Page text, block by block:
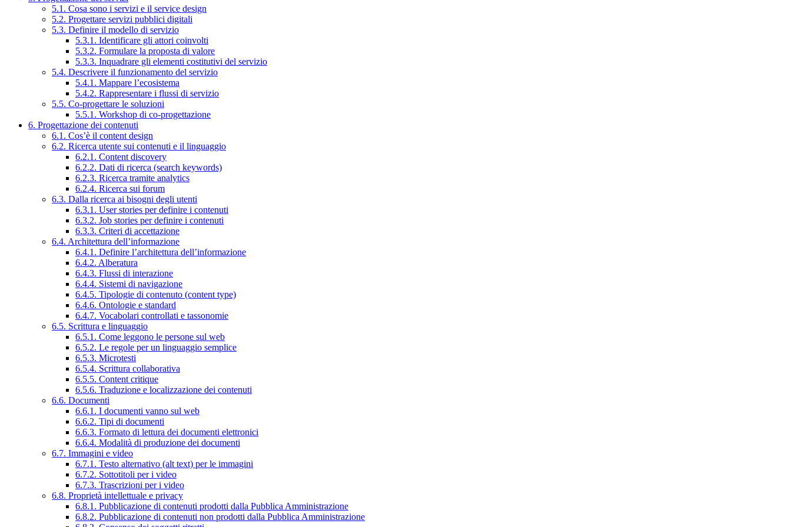
5.1. Cosa sono i servizi e il service design
5.2. Progettare servizi pubblici digitali
5.3. Definire il modello di servizio
5.3.1. Identificare gli attori coinvolti
5.3.2. Formulare la proposta di valore
5.3.3. Inquadrare gli elementi costitutivi del servizio
5.4. Descrivere il funzionamento del servizio
5.4.1. Mappare l’ecosistema
5.4.2. Rappresentare i flussi di servizio
5.5. Co-progettare le soluzioni
5.5.1. Workshop di co-progettazione
6. Progettazione dei contenuti
6.1. Cos’è il content design
6.2. Ricerca utente sui contenuti e il linguaggio
6.2.1. Content discovery
6.2.2. Dati di ricerca (search keywords)
6.2.3. Ricerca tramite analytics
6.2.4. Ricerca sui forum
6.3. Dalla ricerca ai bisogni degli utenti
6.3.1. User stories per definire i contenuti
6.3.2. Job stories per definire i contenuti
6.3.3. Criteri di accettazione
6.4. Architettura dell’informazione
6.4.1. Definire l’architettura dell’informazione
6.4.2. Alberatura
6.4.3. Flussi di interazione
6.4.4. Sistemi di navigazione
6.4.5. Tipologie di contenuto (content type)
6.4.6. Ontologie e standard
6.4.7. Vocabolari controllati e tassonomie
6.5. Scrittura e linguaggio
6.5.1. Come leggono le persone sul web
6.5.2. Le regole per un linguaggio semplice
6.5.3. Microtesti
6.5.4. Scrittura collaborativa
6.5.5. Content critique
6.5.6. Traduzione e localizzazione dei contenuti
6.6. Documenti
6.6.1. I documenti vanno sul web
6.6.2. Tipi di documenti
6.6.3. Formato di lettura dei documenti elettronici
6.6.4. Modalità di produzione dei documenti
6.7. Immagini e video
6.7.1. Testo alternativo (alt text) per le immagini
6.7.2. Sottotitoli per i video
6.7.3. Trascrizioni per i video
6.8. Proprietà intellettuale e privacy
6.8.1. Pubblicazione di contenuti prodotti dalla Pubblica Amministrazione
6.8.2. Pubblicazione di contenuti non prodotti dalla Pubblica Amministrazione